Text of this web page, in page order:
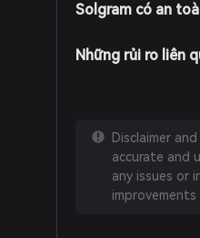
Solgram có an
Những rủi ro liên
Disclaimer
accurate and
any issues or
improvements